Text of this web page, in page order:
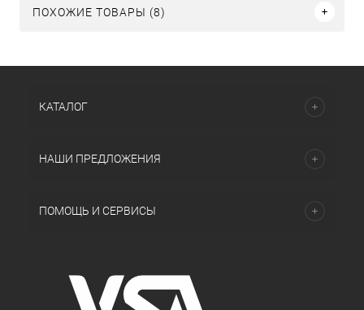
ПОХОЖИЕ ТОВАРЫ (8)
КАТАЛОГ
НАШИ ПРЕДЛОЖЕНИЯ
ПОМОЩЬ И СЕРВИСЫ